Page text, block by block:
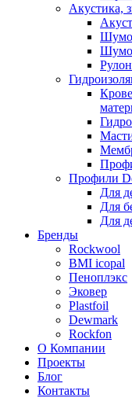
Акустика,
Профили
Для
Для
Для
Бренды
Rockwool
BMI icopal
Пеноплэкс
Эковер
Plastfoil
Dewmark
Rockfon
О Компании
Проекты
Блог
Контакты